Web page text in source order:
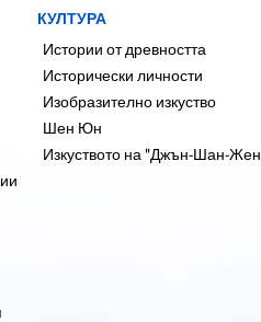
КУЛТУРА
Истории от древността
Исторически личности
Изобразително изкуство
Шен Юн
Изкуството на "Джън-Шан-Жен